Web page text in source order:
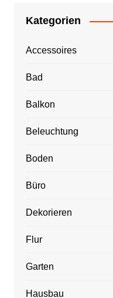
Kategorien
Accessoires
Bad
Balkon
Beleuchtung
Boden
Büro
Dekorieren
Flur
Garten
Hausbau